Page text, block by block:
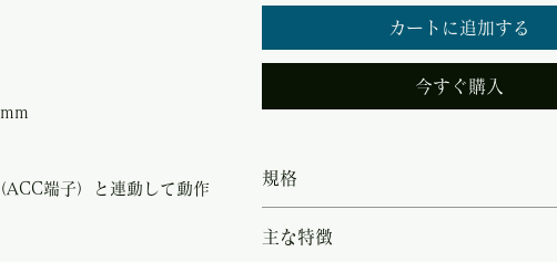
ACC端子）と連動して動作
カートに追加する
今すぐ購入
規格
コンバーター DC-ddシリーズ ・入
主な特徴